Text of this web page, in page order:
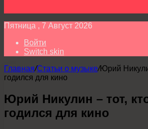
Пятница , 7 Август 2026
Войти
Switch skin
Главная/Статьи о музыке/Юрий
годился для кино
Юрий Никулин – тот,
годился для кино